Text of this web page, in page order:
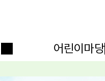
어린이마당